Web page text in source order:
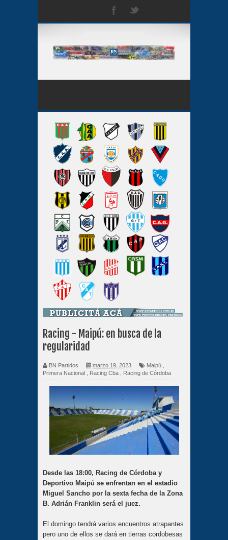
Racing - Maipú: en busca de la
regularidad
BN Partidos marzo 19, 2023 Maipú
Primera Nacional
Racing Cba Racing de Córdoba
Desde las 18:00, Racing de Córdoba y
Deportivo Maipú se enfrentan en el estadio
Miguel Sancho por la sexta fecha de la Zona
B. Adrián Franklin será el juez.
El domingo tendrá varios encuentros atrapantes
pero uno de ellos se dará en tierras cordobesas